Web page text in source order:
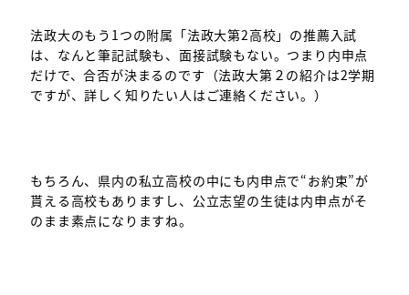
法政大のもう1つの附属「法政大第2高校」の推薦入試
は、なんと筆記試験も、面接試験もない。つまり内申点
だけで、合否が決まるのです（法政大第２の紹介は2学期
ですが、詳しく知りたい人はご連絡ください。）
もちろん、県内の私立高校の中にも内申点で“お約束”が
貰える高校もありますし、公立志望の生徒は内申点がそ
のまま素点になりますね。